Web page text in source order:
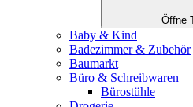
Öffne
Baby & Kind
Badezimmer & Zubehör
Baumarkt
Büro & Schreibwaren
Bürostühle